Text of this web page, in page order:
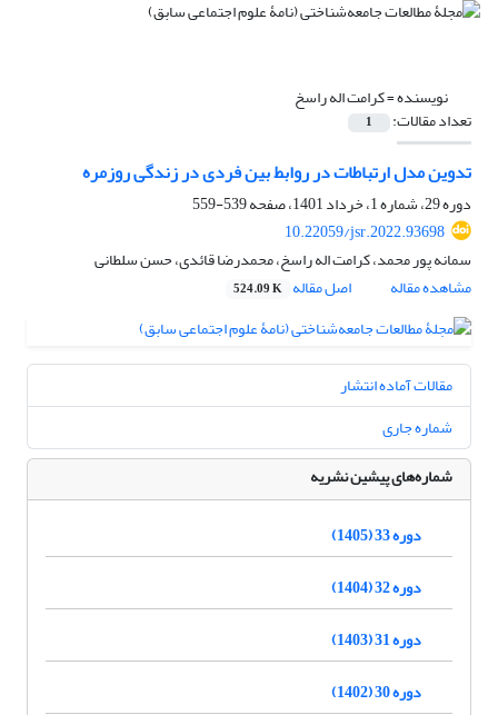
نویسنده =کرامت اله راسخ
تعداد مقالات: 1
تدوین مدل ارتباطات در روابط بین فردی در زندگی روزمره
دوره 29، شماره 1، خرداد 1401، صفحه
539-559
10.22059/jsr.2022.93698
سمانه پور محمد، کرامت اله راسخ، محمدرضا قائدی، حسن سلطانی
مشاهده مقاله
اصل مقاله 524.09 K
مقالات آماده انتشار
شماره جاری
شماره‌های پیشین نشریه
دوره 33 (1405)
دوره 32 (1404)
دوره 31 (1403)
دوره 30 (1402)